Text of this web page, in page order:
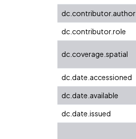
dc.contributor.author
dc.contributor.role
dc.coverage.spatial
dc.date.accessioned
dc.date.available
dc.date.issued